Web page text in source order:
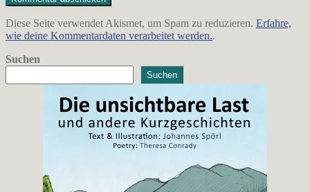
Diese Seite verwendet Akismet, um Spam zu reduzieren. Erfahre,
wie deine Kommentardaten verarbeitet werden..
Suchen
Suchen